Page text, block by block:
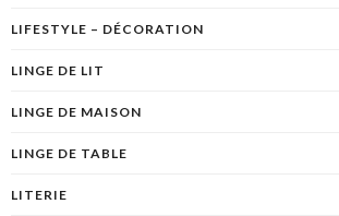
LIFESTYLE – DÉCORATION
LINGE DE LIT
LINGE DE MAISON
LINGE DE TABLE
LITERIE